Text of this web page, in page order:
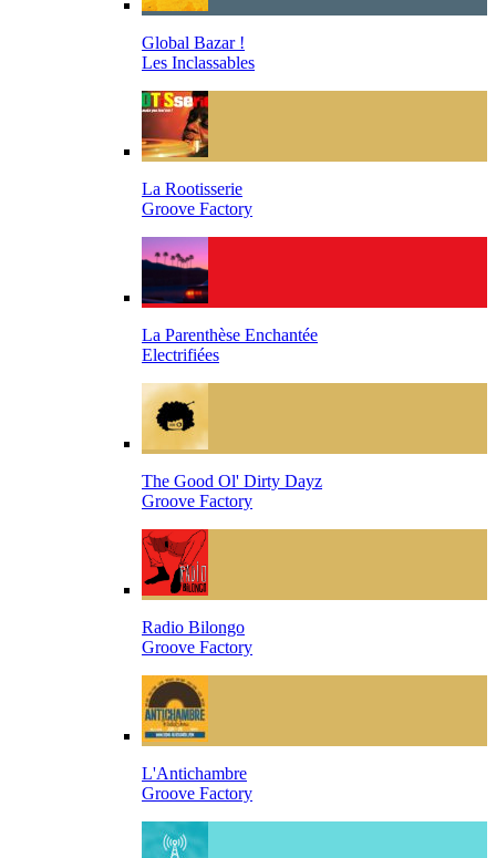
Global Bazar !
Les Inclassables
La Rootisserie
Groove Factory
La Parenthèse Enchantée
Electrifiées
The Good Ol' Dirty Dayz
Groove Factory
Radio Bilongo
Groove Factory
L'Antichambre
Groove Factory